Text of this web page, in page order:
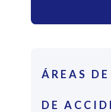
ÁREAS
DE